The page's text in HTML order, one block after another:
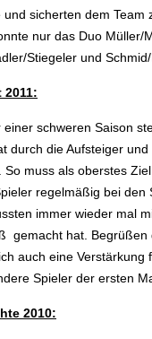
und sicherten dem
nur das Duo Müller/
Stiegeler und
2011:
einer schweren Saison
durch die Aufsteiger
So muss als oberstes
regelmäßig bei
immer wieder mal
gemacht hat. Begrüßen
auch eine Verstärkung
Spieler der ersten
2010: